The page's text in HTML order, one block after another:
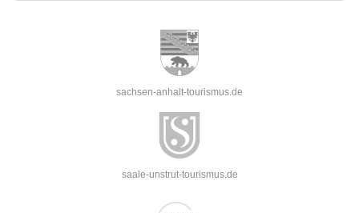
sachsen-anhalt-tourismus.de
saale-unstrut-tourismus.de